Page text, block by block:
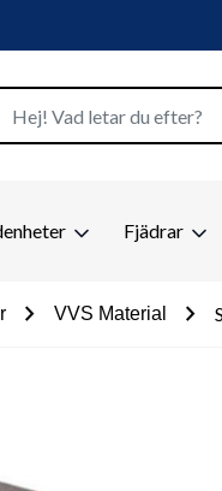
Fjädrar
chevron_right VVS Material chevron_right